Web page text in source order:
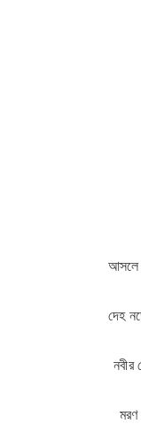
আসলে
দেহ
নবীর
মরণ